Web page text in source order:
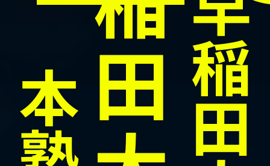
本 田
早
稲
田